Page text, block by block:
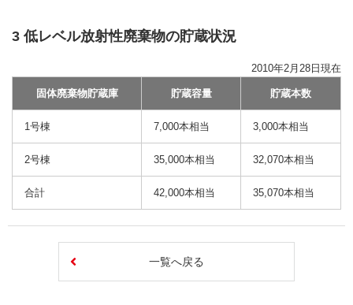
3 低レベル放射性廃棄物の貯蔵状況
2010年2月28日現在
固体廃棄物貯蔵庫 貯蔵容量 貯蔵本数
1号棟 7,000本相当 3,000本相当
2号棟 35,000本相当 32,070本相当
合計 42,000本相当 35,070本相当
一覧へ戻る